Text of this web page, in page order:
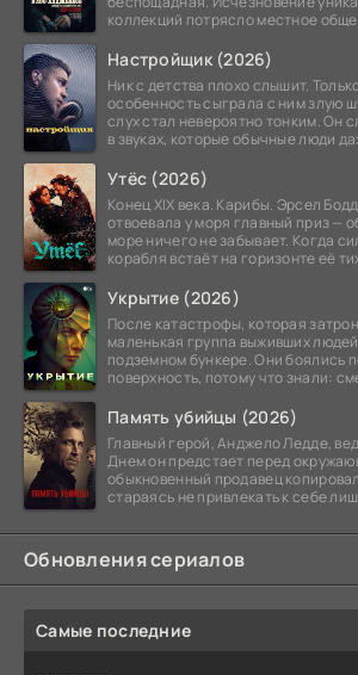
коллекций потрясло местное
Настройщик (2026)
Ник с детства плохо слышит.
особенность сыграла с ним злую
слух стал невероятно тонким. Он
в звуках, которые обычные люди
Утёс (2026)
Конец XIX века. Карибы. Эрсел
отвоевала у моря главный приз —
море ничего не забывает. Когда
корабля встаёт на горизонте её
Укрытие (2026)
После катастрофы, которая
маленькая группа выживших
подземном бункере. Они боялись
поверхность, потому что знали:
Память убийцы (2026)
Главный герой, Анджело Ледде,
Днем он предстает перед
обыкновенный продавец
стараясь не привлекать к себе
Обновления сериалов
Самые последние